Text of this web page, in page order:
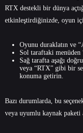
RTX destekli bir dünya
etkinleştirdiğinizde, oyun
Oyunu duraklatın ve
Sol taraftaki menüden
Sağ tarafta aşağı
veya “RTX” gibi bir
konuma getirin.
Bazı durumlarda, bu
veya uyumlu kaynak